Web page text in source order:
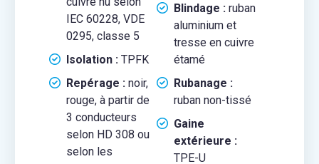
IEC 60228, VDE
0295, classe 5
Isolation :TPFK
Repérage :noir,
rouge, à partir de
3 conducteurs
selon HD 308 ou
selon les
Blindage :ruban
aluminium et
tresse en cuivre
étamé
Rubanage :
ruban non-tissé
Gaine
extérieure :
TPE-U